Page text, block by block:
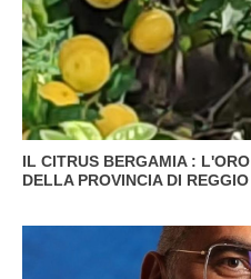
IL CITRUS BERGAMIA :
DELLA PROVINCIA DI